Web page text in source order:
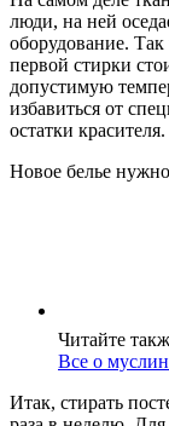
люди, на ней
оборудование.
первой стирки
допустимую
избавиться от
остатки красителя.
Новое белье нужно
Читайте
Все о
Итак, стирать